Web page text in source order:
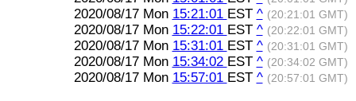
2020/08/17 Mon 15:21:01 EST ^ (20:21:01 GMT)
2020/08/17 Mon 15:22:01 EST ^ (20:22:01 GMT)
2020/08/17 Mon 15:31:01 EST ^ (20:31:01 GMT)
2020/08/17 Mon 15:34:02 EST ^ (20:34:02 GMT)
2020/08/17 Mon 15:57:01 EST ^ (20:57:01 GMT)